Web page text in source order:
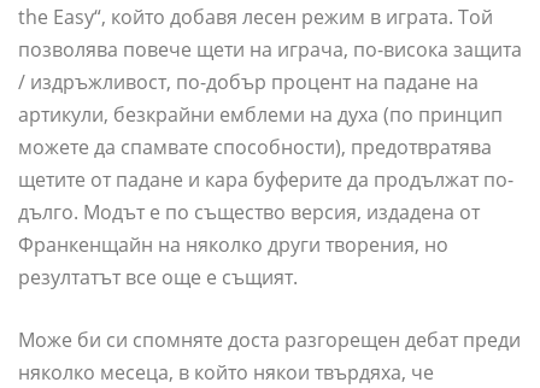
the Easy“, който добавя лесен режим в играта. Той
позволява повече щети на играча, по-висока защита
/ издръжливост, по-добър процент на падане на
артикули, безкрайни емблеми на духа (по принцип
можете да спамвате способности), предотвратява
щетите от падане и кара буферите да продължат по-
дълго. Модът е по същество версия, издадена от
Франкенщайн на няколко други творения, но
резултатът все още е същият.
Може би си спомняте доста разгорещен дебат преди
няколко месеца, в който някои твърдяха, че